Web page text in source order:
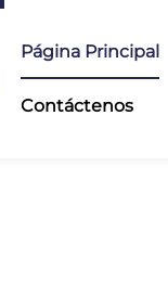
Página Principal
Contáctenos